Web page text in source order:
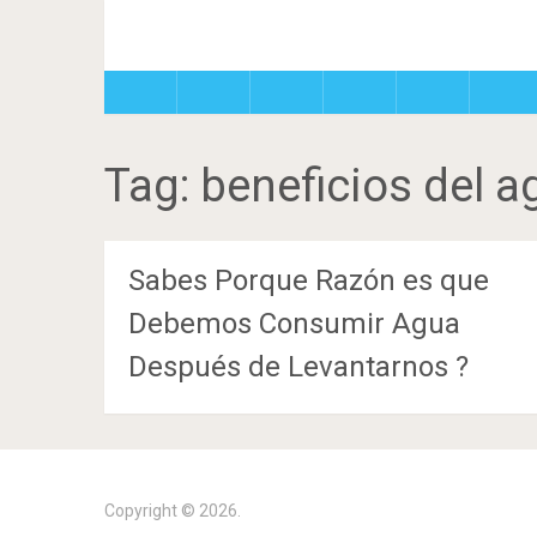
Tag: beneficios del
Sabes Porque Razón es que
Debemos Consumir Agua
Después de Levantarnos ?
Copyright © 2026.